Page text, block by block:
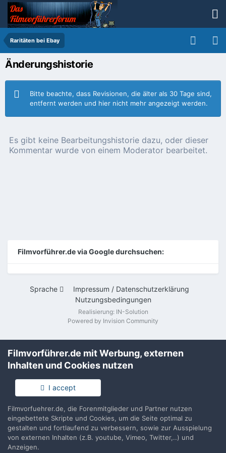
Raritäten bei Ebay
Änderungshistorie
Bitte beachte, dass Revisionen, die älter als 30 Tage sind,
entfernt werden und hier nicht mehr angezeigt werden.
Es gibt keine Bearbeitungshistorie dazu, oder dieser
Kommentar wurde von einem Moderator bearbeitet.
Filmvorführer.de via Google durchsuchen:
Sprache
Impressum / Datenschutzerklärung
Nutzungsbedingungen
Realisierung: IN-Solution
Powered by Invision Community
Filmvorführer.de mit Werbung, externen
Inhalten und Cookies nutzen
I accept
Filmvorfuehrer.de, die Forenmitglieder und Partner nutzen
eingebettete Skripte und Cookies, um die Seite optimal zu
gestalten und fortlaufend zu verbessern, sowie zur Ausspielung
von externen Inhalten (z.B. youtube, Vimeo, Twitter,..) und
Anzeigen.